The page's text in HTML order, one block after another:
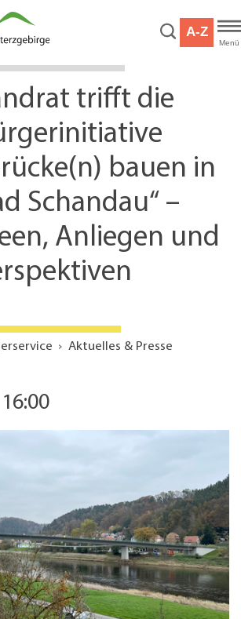
A-Z
Menü
trifft die
bauen in
Schandau“ –
Anliegen und
Aktuelles & Presse